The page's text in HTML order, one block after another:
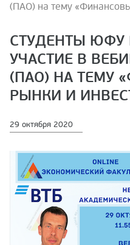
(ПАО) на тему
СТУДЕНТЫ ЮФУ
УЧАСТИЕ В
(ПАО) НА ТЕМУ
РЫНКИ И
29 октября 2020